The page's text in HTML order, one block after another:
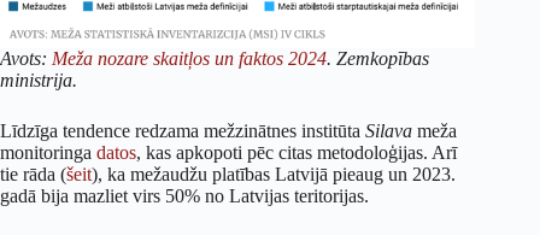
Avots: Meža nozare skaitļos un faktos 2024. Zemkopības
ministrija.
Līdzīga tendence redzama mežzinātnes institūta Silava meža
monitoringa datos, kas apkopoti pēc citas metodoloģijas. Arī
tie rāda (šeit), ka mežaudžu platības Latvijā pieaug un 2023.
gadā bija mazliet virs 50% no Latvijas teritorijas.